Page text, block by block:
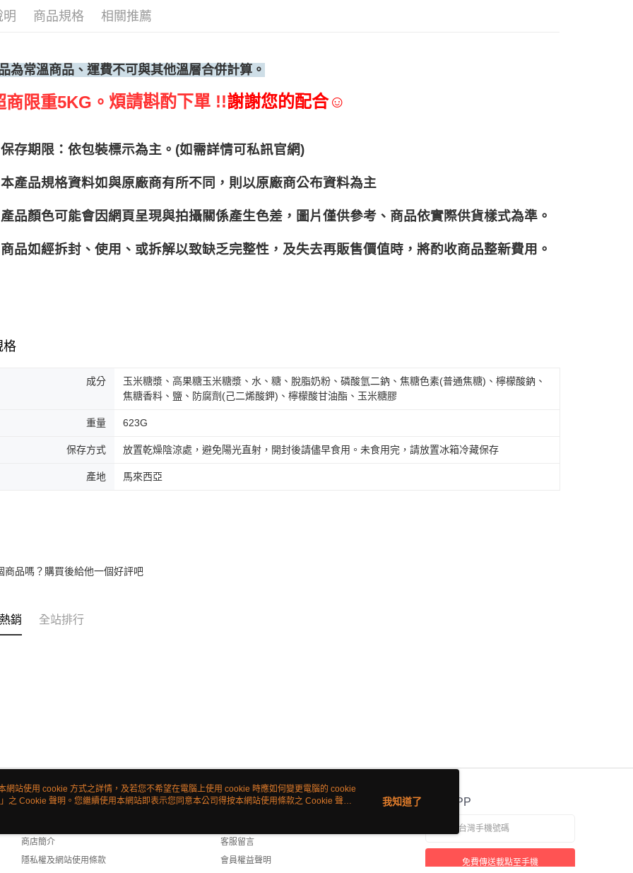
明 商品規格 相關推薦
為常溫商品、運費不可與其他溫層合併計算。
商限重5KG。 煩請斟酌下單 !!謝謝您的配合☺
保存期限：依包裝標示為主。(如需詳情可私訊官網)
本產品規格資料如與原廠商有所不同，則以原廠商公布資料為主
產品顏色可能會因網頁呈現與拍攝關係產生色差，圖片僅供參考、商品依實際供貨樣式為準。
商品如經拆封、使用、或拆解以致缺乏完整性，及失去再販售價值時，將酌收商品整﻿新費用。
格
成分
玉米糖漿、高果糖玉米糖漿、水、糖、脫脂奶粉、磷酸氫二鈉、焦糖色素(普通焦糖)、檸檬酸鈉、
焦糖香料、鹽、防腐劑(己二烯酸鉀)、檸檬酸甘油酯、玉米糖膠
重量 623G
保存方式 放置乾燥陰涼處，避免陽光直射，開封後請儘早食用。未食用完，請放置冰箱冷藏保存
產地 馬來西亞
商品嗎？購買後給他一個好評吧
銷 全站排行
關於我們
商店簡介
隱私權及網站使用條款
客服資訊
客服留言
會員權益聲明
官方APP
免費傳送載點至手機
網站使用 cookie 方式之詳情，及若您不希望在電腦上使用 cookie 時應如何變更電腦的 cookie
」之 Cookie 聲明。您繼續使用本網站即表示您同意本公司得按本網站使用條款之 Cookie 聲明
我知道了